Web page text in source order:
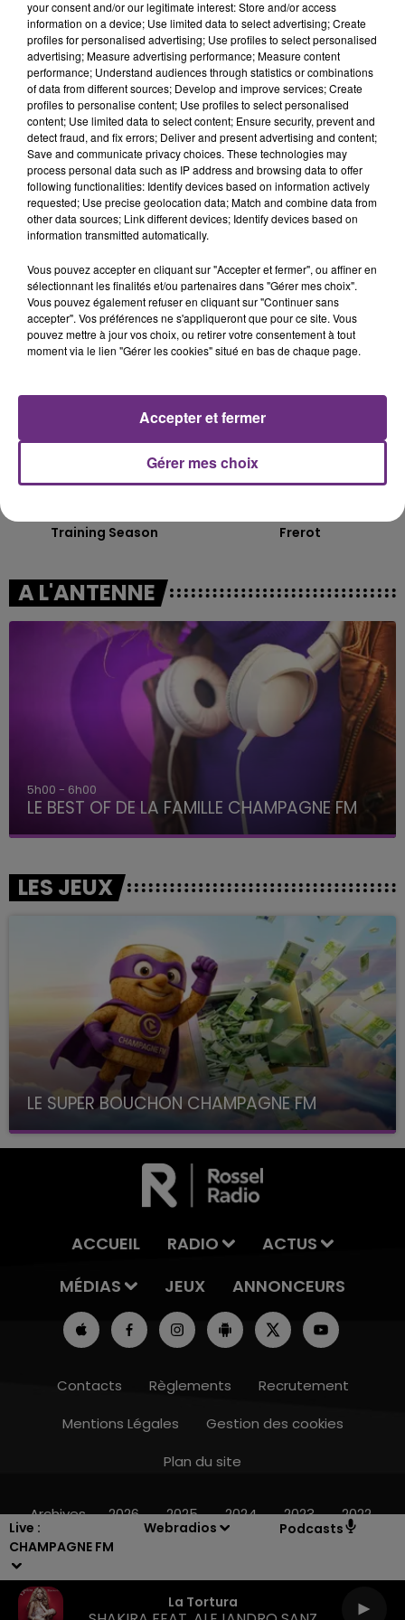
Live :
CHAMPAGNE FM
Webradios Podcasts
La Tortura
justifiée par la sécheresse intense qui est toujours
présente.
TITRES DIFFUSÉS
17h22
17h22
SHAKIRA FEAT. ALEJANDRO SANZ
La Tortura
17h19
17h19
TAYLOR SWIFT
I Knew It, I Knew You
17h16
17h16
Training Season
17h10
17h10
Frerot
A L'ANTENNE
6h00 - 10h00
La Famille
LES JEUX
LE SUPER BOUCHON CHAMPAGNE FM
avec La Famille Champagne FM, à 8H10
ACCUEIL RADIO
ACTUS
MÉDIAS
JEUX ANNONCEURS
Contacts Règlements
Recrutement
Mentions Légales
Gestion des cookies
Plan du site
Archives 2026 2025 2024 2023 2022
your consent and/or our legitimate interest: Store and/or access
information on a device; Use limited data to select advertising; Create
profiles for personalised advertising; Use profiles to select personalised
advertising; Measure advertising performance; Measure content
performance; Understand audiences through statistics or combinations
of data from different sources; Develop and improve services; Create
profiles to personalise content; Use profiles to select personalised
content; Use limited data to select content; Ensure security, prevent and
detect fraud, and fix errors; Deliver and present advertising and content;
Save and communicate privacy choices. These technologies may
process personal data such as IP address and browsing data to offer
following functionalities: Identify devices based on information actively
requested; Use precise geolocation data; Match and combine data from
other data sources; Link different devices; Identify devices based on
information transmitted automatically.
Vous pouvez accepter en cliquant sur "Accepter et fermer", ou affiner en
sélectionnant les finalités et/ou partenaires dans "Gérer mes choix".
Vous pouvez également refuser en cliquant sur "Continuer sans
accepter". Vos préférences ne s'appliqueront que pour ce site. Vous
pouvez mettre à jour vos choix, ou retirer votre consentement à tout
moment via le lien "Gérer les cookies" situé en bas de chaque page.
Gérer mes choix
Accepter et fermer